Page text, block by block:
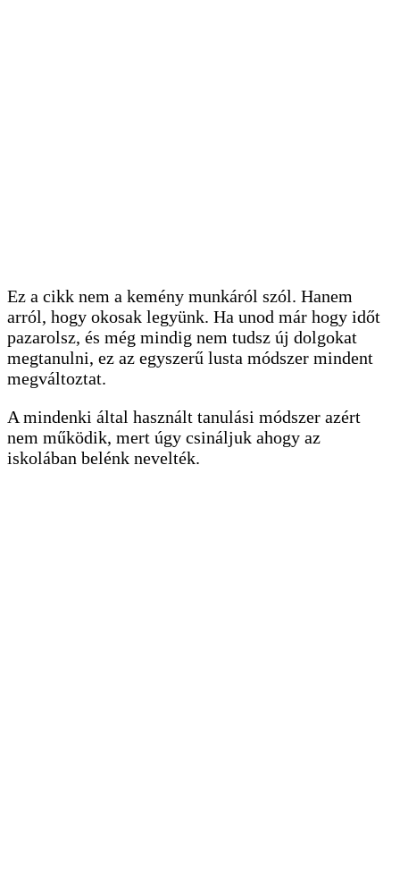
Ez a cikk nem a kemény munkáról szól. Hanem
arról, hogy okosak legyünk. Ha unod már hogy időt
pazarolsz, és még mindig nem tudsz új dolgokat
megtanulni, ez az egyszerű lusta módszer mindent
megváltoztat.
A mindenki által használt tanulási módszer azért
nem működik, mert úgy csináljuk ahogy az
iskolában belénk nevelték.